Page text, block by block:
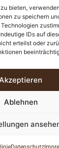
bieten,
zu speichern
IDs auf
erteilst oder
Ablehnen
André